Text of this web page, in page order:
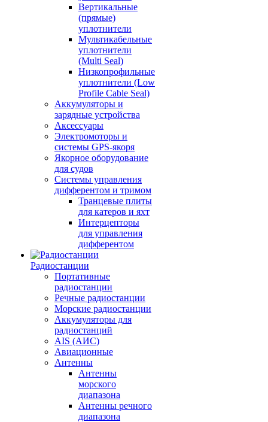
Вертикальные
(прямые)
уплотнители
Мультикабельные
уплотнители
(Multi Seal)
Низкопрофильные
уплотнители (Low
Profile Cable Seal)
Аккумуляторы и
зарядные устройства
Аксессуары
Электромоторы и
системы GPS-якоря
Якорное оборудование
для судов
Системы управления
дифферентом и тримом
Транцевые плиты
для катеров и яхт
Интерцепторы
для управления
дифферентом
Радиостанции
Портативные
радиостанции
Речные радиостанции
Морские радиостанции
Аккумуляторы для
радиостанций
AIS (АИС)
Авиационные
Антенны
Антенны
морского
диапазона
Антенны речного
диапазона